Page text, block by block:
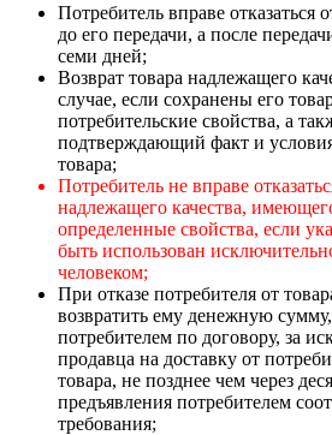
Потребитель вправе отказаться
до его передачи, а после
семи дней;
Возврат товара надлежащего
случае, если сохранены его
потребительские свойства, а
подтверждающий факт и
товара;
Потребитель не вправе
надлежащего качества,
определенные свойства, если
быть использован
человеком;
При отказе потребителя от
возвратить ему денежную
потребителем по договору, за
продавца на доставку от
товара, не позднее чем через
предъявления потребителем
требования;